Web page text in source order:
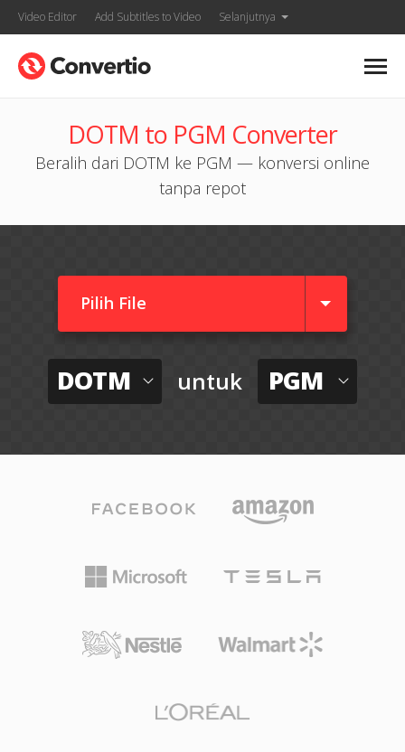
Video Editor Add Subtitles to Video Selanjutnya
DOTM to PGM Converter
Beralih dari DOTM ke PGM — konversi online
tanpa repot
Pilih File
DOTM untuk PGM